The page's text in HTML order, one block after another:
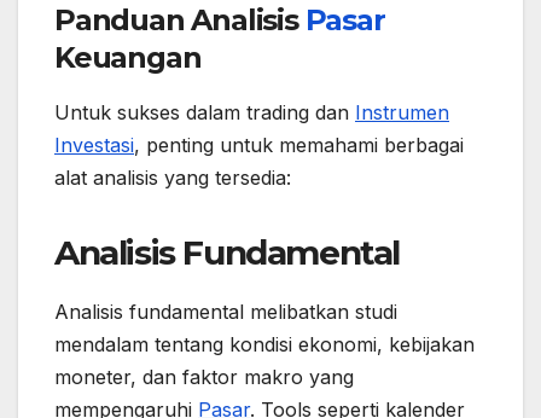
Panduan Analisis Pasar
Keuangan
Untuk sukses dalam trading dan Instrumen
Investasi, penting untuk memahami berbagai
alat analisis yang tersedia:
Analisis Fundamental
Analisis fundamental melibatkan studi
mendalam tentang kondisi ekonomi, kebijakan
moneter, dan faktor makro yang
mempengaruhi Pasar. Tools seperti kalender